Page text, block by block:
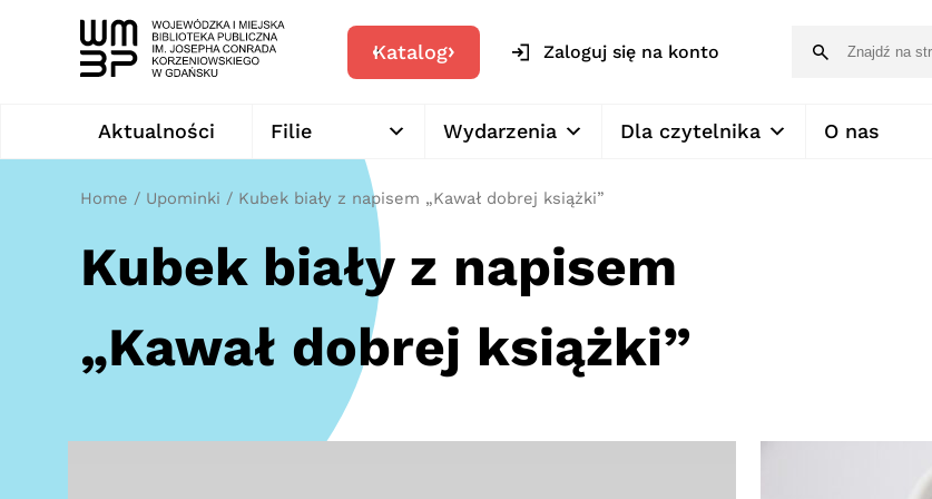
Katalog Zaloguj się na konto
Aktualności Filie Wydarzenia Dla czytelnika O nas
Home / Upominki / Kubek biały z napisem „Kawał dobrej książki”
Kubek biały z napisem
„Kawał dobrej książki”